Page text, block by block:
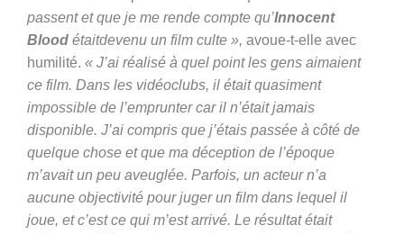
passent et que je me rende compte qu’Innocent
Blood étaitdevenu un film culte », avoue-t-elle avec
humilité. « J’ai réalisé à quel point les gens aimaient
ce film. Dans les vidéoclubs, il était quasiment
impossible de l’emprunter car il n’était jamais
disponible. J’ai compris que j’étais passée à côté de
quelque chose et que ma déception de l’époque
m’avait un peu aveuglée. Parfois, un acteur n’a
aucune objectivité pour juger un film dans lequel il
joue, et c’est ce qui m’est arrivé. Le résultat était